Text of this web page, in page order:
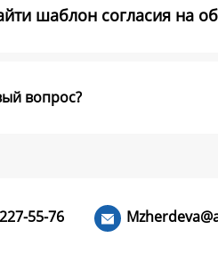
шаблон согласия на
вопрос?
55-76